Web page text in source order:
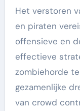
Het verstoren
en piraten
offensieve en
effectieve
zombiehorde
gezamenlijke
van crowd